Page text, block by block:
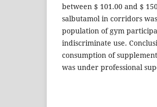
between $ 101.00 and $
salbutamol in corridors
population of gym
indiscriminate use.
consumption of
was under professional